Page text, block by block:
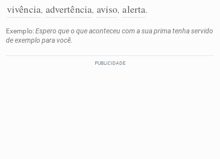
vivência, advertência, aviso, alerta.
Exemplo:Espero que o que aconteceu com a sua prima tenha servido
de exemplo para você.